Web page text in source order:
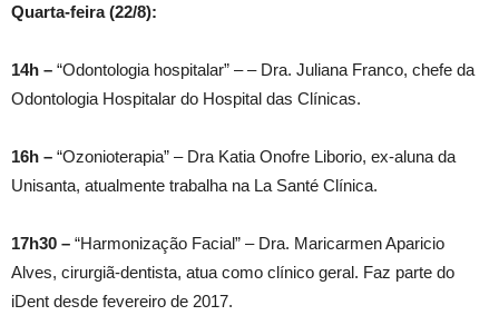
Quarta-feira (22/8):
14h – “Odontologia hospitalar” – – Dra. Juliana Franco, chefe da
Odontologia Hospitalar do Hospital das Clínicas.
16h – “Ozonioterapia” – Dra Katia Onofre Liborio, ex-aluna da
Unisanta, atualmente trabalha na La Santé Clínica.
17h30 – “Harmonização Facial” – Dra. Maricarmen Aparicio
Alves, cirurgiã-dentista, atua como clínico geral. Faz parte do
iDent desde fevereiro de 2017.